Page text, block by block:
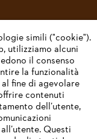
simili ("cookie").
utilizziamo alcuni
il consenso
la funzionalità
fine di agevolare
contenuti
dell’utente,
Questi